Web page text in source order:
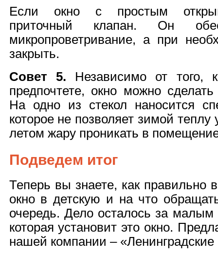
Если окно с простым
приточный клапан. Он
микропроветривание, а при
закрыть.
Совет 5. Независимо от того,
предпочтете, окно можно
На одно из стекол наносится
которое не позволяет зимой
летом жару проникать в
Подведем итог
Теперь вы знаете, как правильно
окно в детскую и на что
очередь. Дело осталось за
которая установит это окно.
нашей компании –